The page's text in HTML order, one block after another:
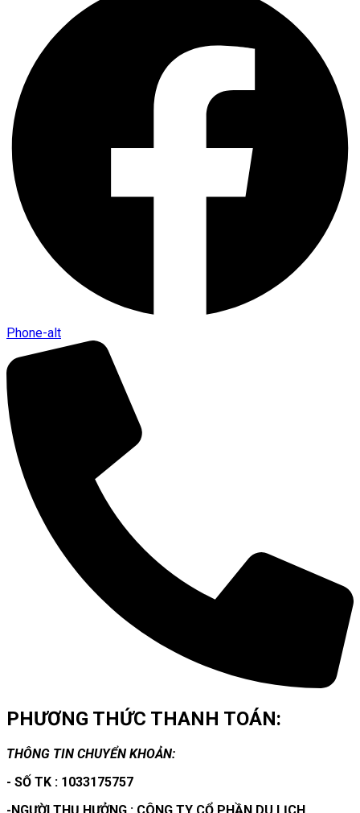
Phone-alt
PHƯƠNG THỨC THANH TOÁN:
THÔNG TIN CHUYỂN KHOẢN:
- SỐ TK : 1033175757
-NGƯỜI THỤ HƯỞNG : CÔNG TY CỔ PHẦN DU LỊCH